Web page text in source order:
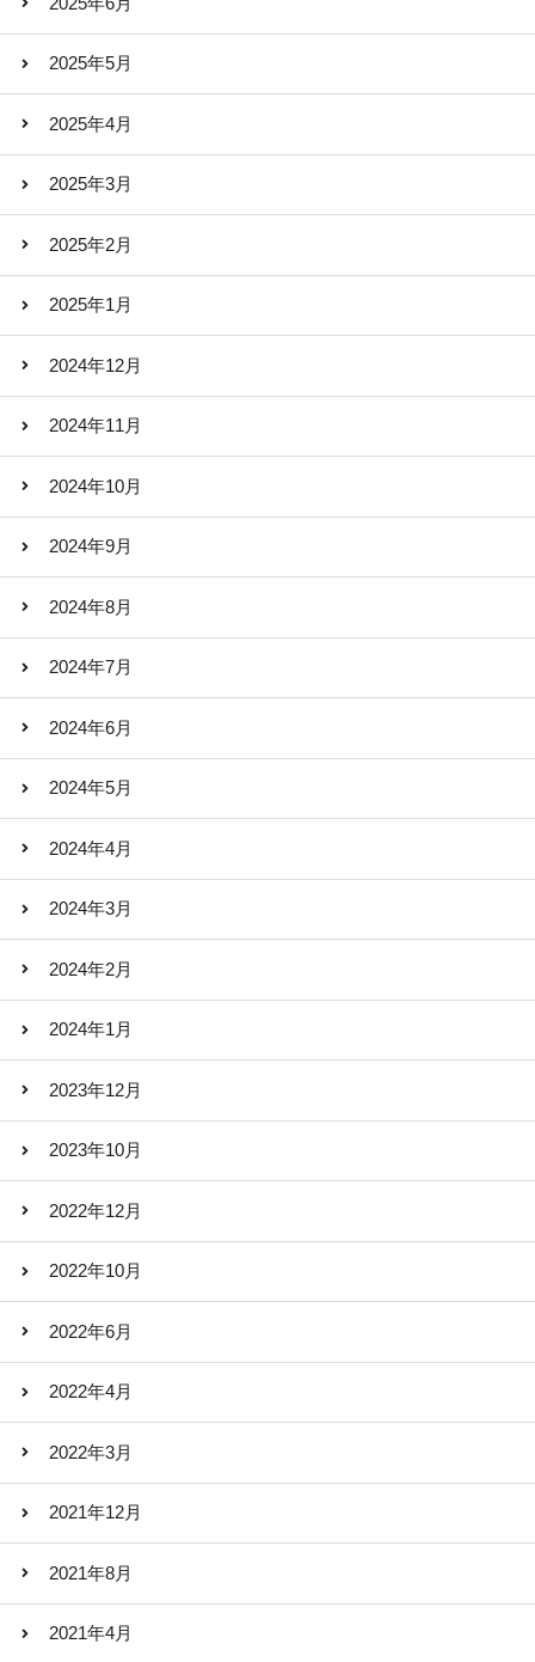
2025年5月
2025年4月
2025年3月
2025年2月
2025年1月
2024年12月
2024年11月
2024年10月
2024年9月
2024年8月
2024年7月
2024年6月
2024年5月
2024年4月
2024年3月
2024年2月
2024年1月
2023年12月
2023年10月
2022年12月
2022年10月
2022年6月
2022年4月
2022年3月
2021年12月
2021年8月
2021年4月